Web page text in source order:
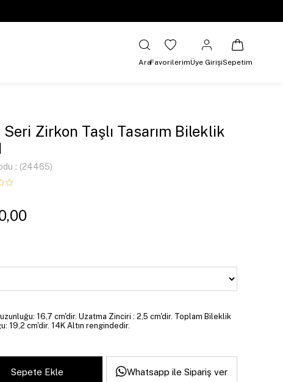
AraFavorilerimÜye GirişiSepetim
Seri Zirkon Taşlı Tasarım Bileklik
(24465)
16,7 cm'dir. Uzatma Zinciri : 2,5 cm'dir. Toplam Bileklik
19,2 cm'dir. 14K Altın rengindedir.
Whatsapp ile Sipariş ver